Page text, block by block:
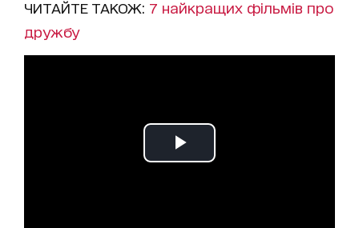
ЧИТАЙТЕ ТАКОЖ: 7 найкращих фільмів про
дружбу